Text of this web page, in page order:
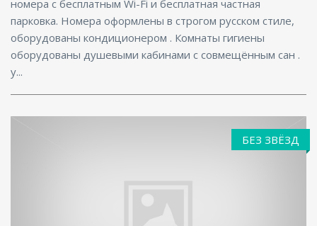
номера с бесплатным Wi-Fi и бесплатная частная
парковка. Номера оформлены в строгом русском стиле,
оборудованы кондиционером . Комнаты гигиены
оборудованы душевыми кабинами с совмещённым сан .
у...
БЕЗ ЗВЁЗД